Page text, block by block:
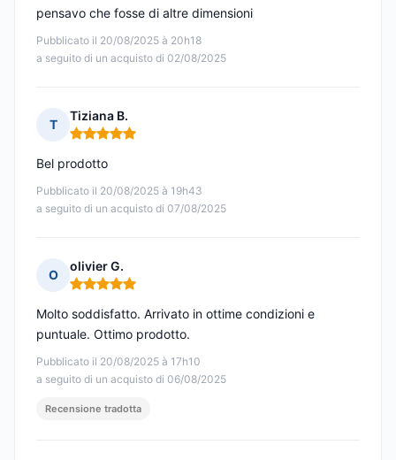
Pubblicato il 20/08/2025 à 20h18
a seguito di un acquisto di 02/08/2025
pensavo che fosse di altre dimensioni
T
Tiziana B.
Nota: 5 su 5
Pubblicato il 20/08/2025 à 19h43
a seguito di un acquisto di 07/08/2025
Bel prodotto
O
olivier G.
Nota: 5 su 5
Pubblicato il 20/08/2025 à 17h10
a seguito di un acquisto di 06/08/2025
Molto soddisfatto. Arrivato in ottime condizioni e
puntuale. Ottimo prodotto.
Recensione tradotta